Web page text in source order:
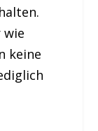
wie
keine